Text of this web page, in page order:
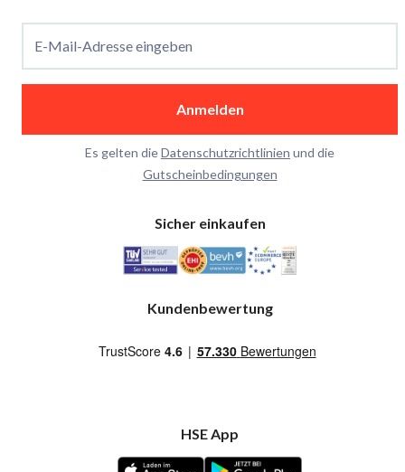
E-Mail-Adresse eingeben
Anmelden
Es gelten dieDatenschutzrichtlinien und die
Gutscheinbedingungen
Sicher einkaufen
Kundenbewertung
HSE App